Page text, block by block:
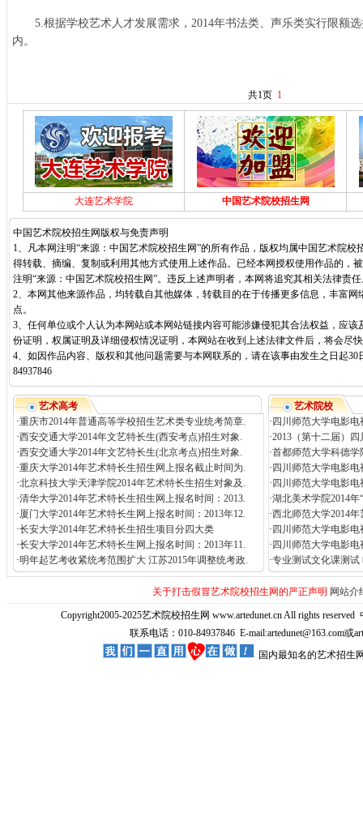
5.根据学校艺术人才发展需求，2014年书法类、声乐类实行限额选
内。
共1页 1
大连艺术学院 中国艺术院校招生网
中国艺术院校招生网版权与免责声明
1、凡本网注明“来源：中国艺术院校招生网”的所有作品，版权均属中国艺术院校
得转载、摘编、复制或利用其他方式使用上述作品。已经本网授权使用作品的，
注明“来源：中国艺术院校招生网”。违反上述声明者，本网将追究其相关法律责
2、本网其他来源作品，均转载自其他媒体，转载目的在于传播更多信息，丰富
点。
3、任何单位或个人认为本网站或本网站链接内容可能涉嫌侵犯其合法权益，应
份证明，权属证明及详细侵权情况证明，本网站在收到上述法律文件后，将会尽
4、如因作品内容、版权和其他问题需要与本网联系的，请在该事由发生之日起30
84937846
艺术高考
·重庆市2014年普通高等学校招生艺术类专业统考简章.
·西安交通大学2014年文艺特长生(西安考点)招生对象.
·西安交通大学2014年文艺特长生(北京考点)招生对象.
·重庆大学2014年艺术特长生招生网上报名截止时间为.
·北京科技大学天津学院2014年艺术特长生招生对象及.
·清华大学2014年艺术特长生招生网上报名时间：2013.
·厦门大学2014年艺术特长生网上报名时间：2013年12.
·长安大学2014年艺术特长生招生项目分四大类
·长安大学2014年艺术特长生网上报名时间：2013年11.
·明年起艺考收紧统考范围扩大 江苏2015年调整统考政.
艺术院校
· 四川师范大学电影
·2013（第十二届）
·首都师范大学科德学
· 四川师范大学电影
· 四川师范大学电影
·湖北美术学院2014
·西北师范大学2014
· 四川师范大学电影
· 四川师范大学电影
·专业测试文化课测试
关于打击假冒艺术院校招生网的严正声明 网站介
Copyright2005-2025艺术院校招生网 www.artedunet.cn All rights reserved
联系电话：010-84937846 E-mail:artedunet@163.com或
国内最知名的艺术招生